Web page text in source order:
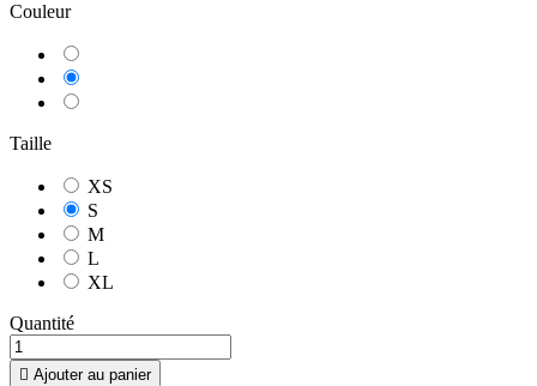
8/10(1 avis)
Couleur
Taille
XS
S
M
L
XL
Quantité
 Ajouter au panier